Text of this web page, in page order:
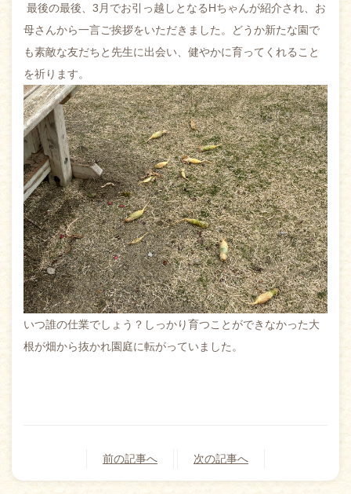
最後の最後、3月でお引っ越しとなるHちゃんが紹介され、お
母さんから一言ご挨拶をいただきました。どうか新たな園で
も素敵な友だちと先生に出会い、健やかに育ってくれること
を祈ります。
いつ誰の仕業でしょう？しっかり育つことができなかった大
根が畑から抜かれ園庭に転がっていました。
前の記事へ 次の記事へ